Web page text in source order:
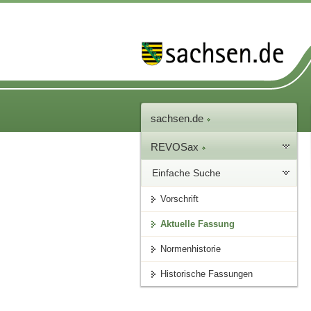
sachsen.de
REVOSax
Einfache Suche
Vorschrift
Aktuelle Fassung
Normenhistorie
Historische Fassungen